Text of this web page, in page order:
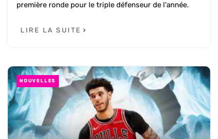
première ronde pour le triple défenseur de l'année.
LIRE LA SUITE
NOUVELLES